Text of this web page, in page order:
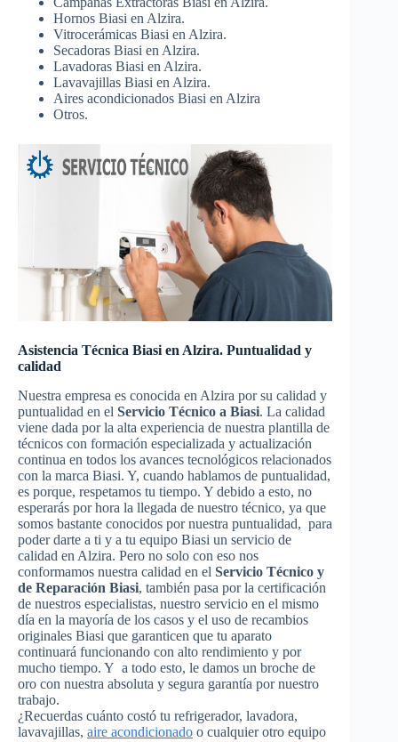
Hornos Biasi en Alzira.
Vitrocerámicas Biasi en Alzira.
Secadoras Biasi en Alzira.
Lavadoras Biasi en Alzira.
Lavavajillas Biasi en Alzira.
Aires acondicionados Biasi en Alzira
Otros.
Asistencia Técnica Biasi en Alzira. Puntualidad y
calidad
Nuestra empresa es conocida en Alzira por su calidad y
puntualidad en el Servicio Técnico a Biasi. La calidad
viene dada por la alta experiencia de nuestra plantilla de
técnicos con formación especializada y actualización
continua en todos los avances tecnológicos relacionados
con la marca Biasi. Y, cuando hablamos de puntualidad,
es porque, respetamos tu tiempo. Y debido a esto, no
esperarás por hora la llegada de nuestro técnico, ya que
somos bastante conocidos por nuestra puntualidad, para
poder darte a ti y a tu equipo Biasi un servicio de
calidad en Alzira. Pero no solo con eso nos
conformamos nuestra calidad en el Servicio Técnico y
de Reparación Biasi, también pasa por la certificación
de nuestros especialistas, nuestro servicio en el mismo
día en la mayoría de los casos y el uso de recambios
originales Biasi que garanticen que tu aparato
continuará funcionando con alto rendimiento y por
mucho tiempo. Y a todo esto, le damos un broche de
oro con nuestra absoluta y segura garantía por nuestro
trabajo.
¿Recuerdas cuánto costó tu refrigerador, lavadora,
lavavajillas, aire acondicionado o cualquier otro equipo